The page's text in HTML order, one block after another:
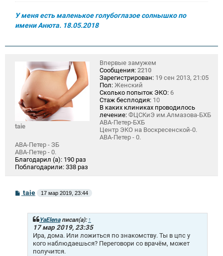
У меня есть маленькое голубоглазое солнышко по
имени Анюта. 18.05.2018
taie
Впервые замужем
Сообщения: 2210
Зарегистрирован: 19 сен 2013, 21:05
Пол: Женский
Сколько попыток ЭКО: 6
Стаж бесплодия: 10
В каких клиниках проводилось
лечение: ФЦСКиЭ им.Алмазова-БХБ
АВА-Петер-БХБ
Центр ЭКО на Воскресенской-0.
АВА-Петер - 0.
АВА-Петер - ЗБ
АВА-Петер - 0.
Благодарил (а): 190 раз
Поблагодарили: 338 раз
С
о
taie 17 мар 2019, 23:44
YaElenaписал(а): ↑
17 мар 2019, 23:35
Ира, дома. Или ложиться по знакомству. Ты в цпс у
кого наблюдаешься? Переговори со врачём, может
получится.